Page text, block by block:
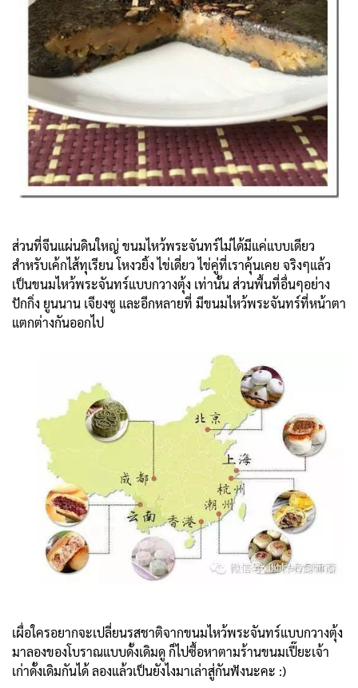
ส่วนที่จีนแผ่นดินใหญ่ ขนมไหว้พระจันทร์ไม่ได้มีแค่แบบเดียว
สำหรับเค้กไส้ทุเรียน โหงวยิ้ง ไข่เดี่ยว ไข่คู่ที่เราคุ้นเคย จริงๆแล้ว
เป็นขนมไหว้พระจันทร์แบบกวางตุ้ง เท่านั้น ส่วนพื้นที่อื่นๆอย่าง
ปักกิ่ง ยูนนาน เจียงซู และอีกหลายที่ มีขนมไหว้พระจันทร์ที่หน้าตา
แตกต่างกันออกไป
เผื่อใครอยากจะเปลี่ยนรสชาติจากขนมไหว้พระจันทร์แบบกวางตุ้ง
มาลองของโบราณแบบดั้งเดิมดู ก็ไปซื้อหาตามร้านขนมเปี๊ยะเจ้า
เก่าดั้งเดิมกันได้ ลองแล้วเป็นยังไงมาเล่าสู่กันฟังนะคะ :)